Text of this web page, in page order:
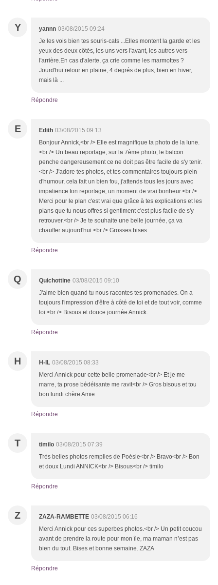
Y yannn 03/08/2015 09:24
Je les vois bien tes souris-cats ...Elles montent la garde et les
yeux des deux côtés, les uns vers l'avant, les autres vers
l'arrière.En cas d'alerte, ça crie comme les marmottes ?
Jourd'hui retour en plaine, 4 degrés de plus, bien en hiver,
mais là ...
Répondre
E Edith 03/08/2015 09:13
Bonjour Annick,<br /> Elle est magnifique ta photo de la lune.
<br /> Un beau reportage, sur la 7ème photo, le balcon
penche dangereusement ce ne doit pas être facile de s'y tenir.
<br /> J'adore tes photos, et tes commentaires toujours plein
d'humour, cela fait un bien fou, j'attends tous les jours avec
impatience ton reportage, un moment de vrai bonheur.<br />
Merci pour le plan c'est vrai que grâce à tes explications et les
plans que tu nous offres si gentiment c'est plus facile de s'y
retrouver.<br /> Je te souhaite une belle journée, ça va
chauffer aujourd'hui.<br /> Grosses bises
Répondre
Q Quichottine 03/08/2015 09:10
J'aime bien quand tu nous racontes tes promenades. On a
toujours l'impression d'être à côté de toi et de tout voir, comme
toi.<br /> Bisous et douce journée Annick.
Répondre
H H-IL 03/08/2015 08:33
Merci Annick pour cette belle promenade<br /> Et je me
marre, ta prose bédéisante me ravit<br /> Gros bisous et tou
bon lundi chère Amie
Répondre
T timilo 03/08/2015 07:39
Très belles photos remplies de Poésie<br /> Bravo<br /> Bon
et doux Lundi ANNICK<br /> Bisous<br /> timilo
Répondre
Z ZAZA-RAMBETTE 03/08/2015 06:16
Merci Annick pour ces superbes photos.<br /> Un petit coucou
avant de prendre la route pour mon île, ma maman n’est pas
bien du tout. Bises et bonne semaine. ZAZA
Répondre